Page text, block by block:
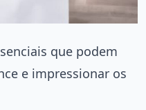
que podem
e impressionar os